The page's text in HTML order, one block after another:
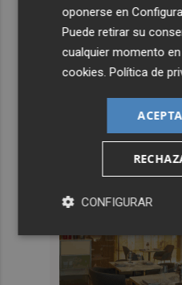
oponerse en
Puede retirar su
cualquier momento
cookies .Política de
CONFIGURAR